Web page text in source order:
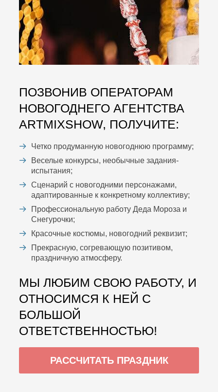
ПОЗВОНИВ ОПЕРАТОРАМ
НОВОГОДНЕГО АГЕНТСТВА
ARTMIXSHOW, ПОЛУЧИТЕ:
Четко продуманную новогоднюю программу;
Веселые конкурсы, необычные задания-
испытания;
Сценарий с новогодними персонажами,
адаптированные к конкретному коллективу;
Профессиональную работу Деда Мороза и
Снегурочки;
Красочные костюмы, новогодний реквизит;
Прекрасную, согревающую позитивом,
праздничную атмосферу.
МЫ ЛЮБИМ СВОЮ РАБОТУ, И
ОТНОСИМСЯ К НЕЙ С
БОЛЬШОЙ
ОТВЕТСТВЕННОСТЬЮ!
РАССЧИТАТЬ ПРАЗДНИК